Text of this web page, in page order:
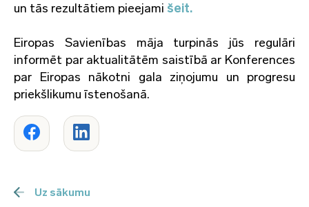
un tās rezultātiem pieejami šeit.
Eiropas Savienības māja turpinās jūs regulāri
informēt par aktualitātēm saistībā ar Konferences
par Eiropas nākotni gala ziņojumu un progresu
priekšlikumu īstenošanā.
Uz sākumu